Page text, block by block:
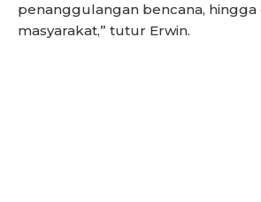
penanggulangan bencana, hingga
masyarakat,” tutur Erwin.